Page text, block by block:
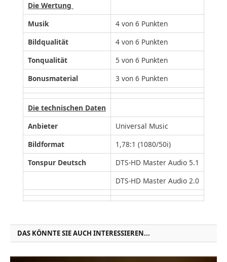
Die Wertung
Musik
4 von 6 Punkten
Bildqualität
4 von 6 Punkten
Tonqualität
5 von 6 Punkten
Bonusmaterial
3 von 6 Punkten
Die technischen Daten
Anbieter
Universal Music
Bildformat
1,78:1 (1080/50i)
Tonspur Deutsch
DTS-HD Master Audio 5.1
DTS-HD Master Audio 2.0
DAS KÖNNTE SIE AUCH INTERESSIEREN...